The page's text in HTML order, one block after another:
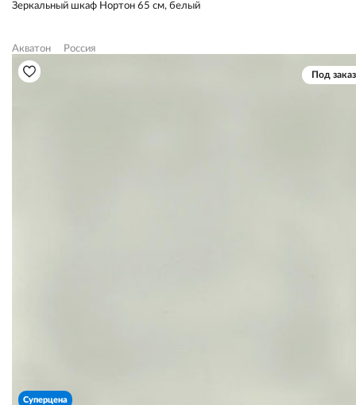
Зеркальный шкаф Нортон 65 см, белый
Акватон Россия
Под заказ
Суперцена